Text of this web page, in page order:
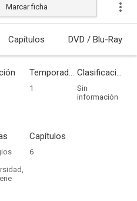
Marcar ficha
Capítulos DVD / Blu-Ray
Temporadas
1
Clasificación por edades
Sin
información
,
Capítulos
6